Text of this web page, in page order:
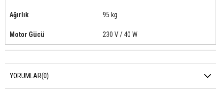
Ağırlık 95 kg
Motor Gücü 230 V / 40 W
YORUMLAR(0)